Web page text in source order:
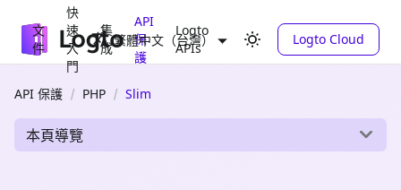
文
件
快
速
入
門
集
成
API
保
護
Logto
APIs
繁體中文（台灣） Logto Cloud
API 保護 PHP Slim
本頁導覽